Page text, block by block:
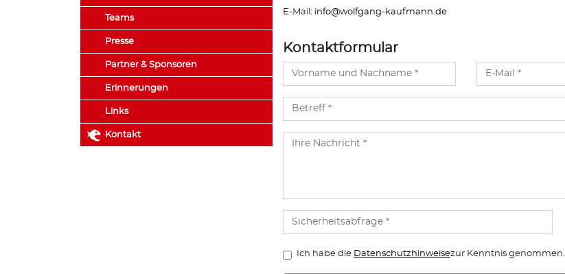
Teams
Presse
Partner & Sponsoren
Erinnerungen
Links
Kontakt
E-Mail: info@wolfgang-kaufmann.de
Kontaktformular
Ich habe die Datenschutzhinweisezur Kenntnis genommen.